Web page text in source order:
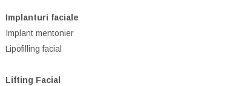
Implanturi faciale
Implant mentonier
Lipofilling facial
Lifting Facial